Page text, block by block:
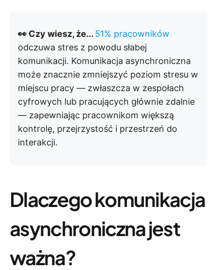
👀 Czy wiesz, że... 51% pracowników
odczuwa stres z powodu słabej
komunikacji. Komunikacja asynchroniczna
może znacznie zmniejszyć poziom stresu w
miejscu pracy — zwłaszcza w zespołach
cyfrowych lub pracujących głównie zdalnie
— zapewniając pracownikom większą
kontrolę, przejrzystość i przestrzeń do
interakcji.
Dlaczego komunikacja
asynchroniczna jest
ważna?